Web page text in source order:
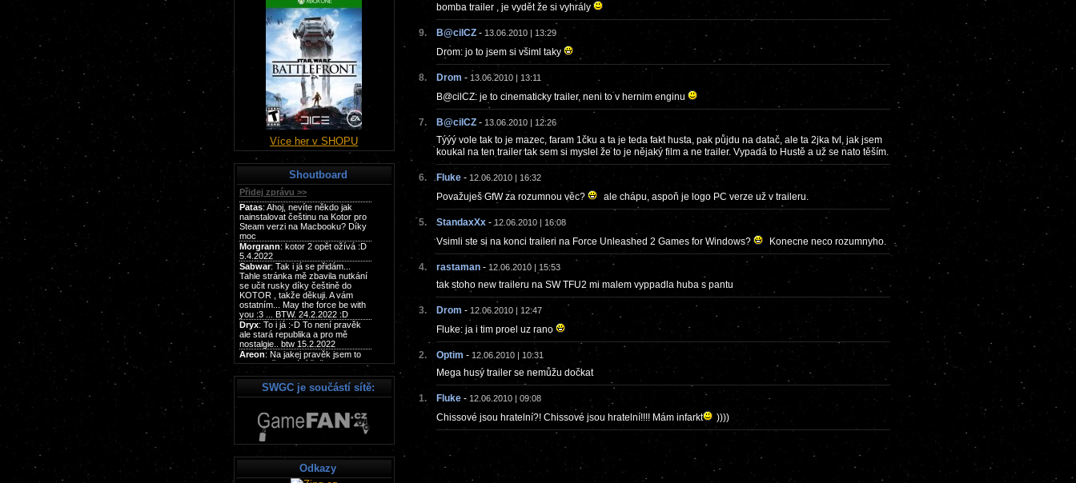
bomba trailer , je vydět že si vyhrály
9. B@cilCZ- 13.06.2010 | 13:29
Drom: jo to jsem si všiml taky
8. Drom - 13.06.2010 | 13:11
B@cilCZ: je to cinematicky trailer, neni to v hernim enginu
7. B@cilCZ- 13.06.2010 | 12:26
Týýý vole tak to je mazec, faram 1čku a ta je teda fakt husta, pak půjdu na datač, ale ta 2jka tvl, jak jsem
koukal na ten trailer tak sem si myslel že to je nějaký film a ne trailer. Vypadá to Hustě a už se nato těším.
6. Fluke- 12.06.2010 | 16:32
Považuješ GfW za rozumnou věc? ale chápu, aspoň je logo PC verze už v traileru.
5. StandaxXx- 12.06.2010 | 16:08
Vsimli ste si na konci traileri na Force Unleashed 2 Games for Windows? Konecne neco rozumnyho.
4. rastaman- 12.06.2010 | 15:53
tak stoho new traileru na SW TFU2 mi malem vyppadla huba s pantu
3. Drom - 12.06.2010 | 12:47
Fluke: ja i tim proel uz rano
2. Optim - 12.06.2010 | 10:31
Mega husý trailer se nemůžu dočkat
1. Fluke- 12.06.2010 | 09:08
Chissové jsou hratelní?! Chissové jsou hratelní!!!! Mám infarkt ))))
Více her v SHOPU
Shoutboard
SWGC je součástí sítě:
Odkazy